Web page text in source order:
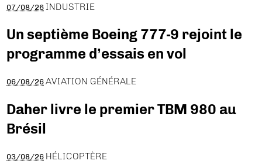
07/08/26 INDUSTRIE
Un septième Boeing 777-9 rejoint le
programme d’essais en vol
06/08/26 AVIATION GÉNÉRALE
Daher livre le premier TBM 980 au
Brésil
03/08/26 HÉLICOPTÈRE